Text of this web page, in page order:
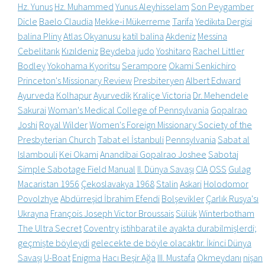
Hz. Yunus Hz. Muhammed Yunus Aleyhisselam Son Peygamber
Dicle Baelo Claudia Mekke-i Mükerreme Tarifa Yedikıta Dergisi
balina PlinyAtlas Okyanusu katil balina Akdeniz Messina
Cebelitarık Kızıldeniz Beydeba judo Yoshitaro Rachel Littler
BodleyYokohama Kyoritsu Serampore Okami Senkichiro
Princeton's Missionary Review Presbiteryen Albert Edward
Ayurveda KolhapurAyurvedik Kraliçe Victoria Dr. Mehendele
SakuraiWoman's Medical College of Pennsylvania Gopalrao
Joshi Royal WilderWomen's Foreign Missionary Society of the
Presbyterian Church Tabat el İstanbuli Pennsylvania Sabat al
Islambouli Kei OkamiAnandibai Gopalrao Joshee Sabotaj
Simple Sabotage Field Manual II. Dünya Savaşı CIA OSS Gulag
Macaristan 1956 Çekoslavakya 1968Stalin Askari Holodomor
Povolzhye Abdürreşid İbrahim Efendi Bolşevikler Çarlık Rusya'sı
Ukrayna François Joseph Victor BroussaisSülükWinterbotham
The Ultra Secret Coventry istihbarat ile ayakta durabilmişlerdi;
geçmişte böyleydi gelecekte de böyle olacaktır. İkinci Dünya
Savaşı U-Boat Enigma Hacı Beşir Ağa III. Mustafa Okmeydanı nişan